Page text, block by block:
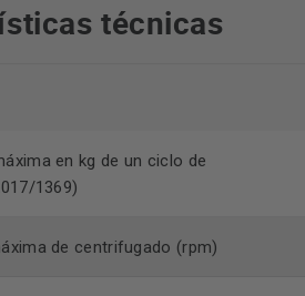
técnicas
en kg de un ciclo de
1369)
de centrifugado (rpm)